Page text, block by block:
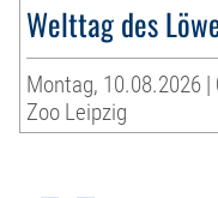
Welttag des
Montag, 10.08.2026 |
Zoo Leipzig